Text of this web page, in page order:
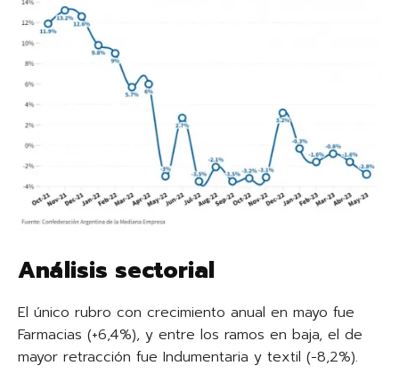
Análisis sectorial
El único rubro con crecimiento anual en mayo fue
Farmacias (+6,4%), y entre los ramos en baja, el de
mayor retracción fue Indumentaria y textil (-8,2%).